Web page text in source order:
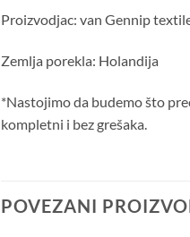
Proizvodjac: van Gennip
Zemlja porekla: Holandija
*Nastojimo da budemo što
kompletni i bez grešaka.
POVEZANI